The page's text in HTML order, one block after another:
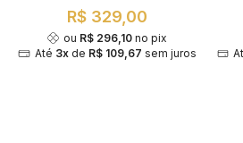
R$ 329,00
ou R$ 296,10 no pix
Até 3xde R$ 109,67 sem juros